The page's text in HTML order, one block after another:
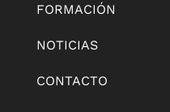
FORMACIÓN
NOTICIAS
CONTACTO